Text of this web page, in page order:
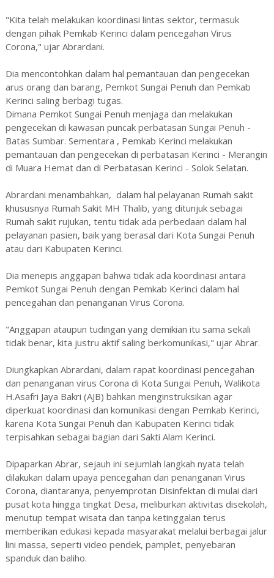
"Kita telah melakukan koordinasi lintas sektor, termasuk
dengan pihak Pemkab Kerinci dalam pencegahan Virus
Corona," ujar Abrardani.
Dia mencontohkan dalam hal pemantauan dan pengecekan
arus orang dan barang, Pemkot Sungai Penuh dan Pemkab
Kerinci saling berbagi tugas.
Dimana Pemkot Sungai Penuh menjaga dan melakukan
pengecekan di kawasan puncak perbatasan Sungai Penuh -
Batas Sumbar. Sementara , Pemkab Kerinci melakukan
pemantauan dan pengecekan di perbatasan Kerinci - Merangin
di Muara Hemat dan di Perbatasan Kerinci - Solok Selatan.
Abrardani menambahkan, dalam hal pelayanan Rumah sakit
khususnya Rumah Sakit MH Thalib, yang ditunjuk sebagai
Rumah sakit rujukan, tentu tidak ada perbedaan dalam hal
pelayanan pasien, baik yang berasal dari Kota Sungai Penuh
atau dari Kabupaten Kerinci.
Dia menepis anggapan bahwa tidak ada koordinasi antara
Pemkot Sungai Penuh dengan Pemkab Kerinci dalam hal
pencegahan dan penanganan Virus Corona.
"Anggapan ataupun tudingan yang demikian itu sama sekali
tidak benar, kita justru aktif saling berkomunikasi," ujar Abrar.
Diungkapkan Abrardani, dalam rapat koordinasi pencegahan
dan penanganan virus Corona di Kota Sungai Penuh, Walikota
H.Asafri Jaya Bakri (AJB) bahkan menginstruksikan agar
diperkuat koordinasi dan komunikasi dengan Pemkab Kerinci,
karena Kota Sungai Penuh dan Kabupaten Kerinci tidak
terpisahkan sebagai bagian dari Sakti Alam Kerinci.
Dipaparkan Abrar, sejauh ini sejumlah langkah nyata telah
dilakukan dalam upaya pencegahan dan penanganan Virus
Corona, diantaranya, penyemprotan Disinfektan di mulai dari
pusat kota hingga tingkat Desa, meliburkan aktivitas disekolah,
menutup tempat wisata dan tanpa ketinggalan terus
memberikan edukasi kepada masyarakat melalui berbagai jalur
lini massa, seperti video pendek, pamplet, penyebaran
spanduk dan baliho.